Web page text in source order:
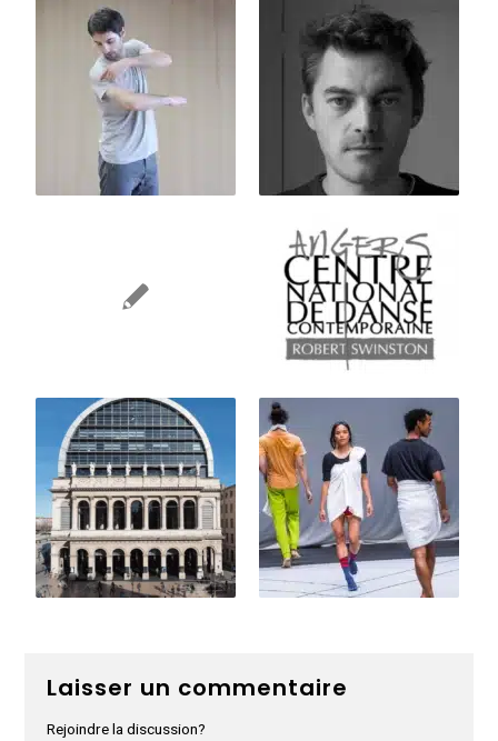
Laisser un commentaire
Rejoindre la discussion?